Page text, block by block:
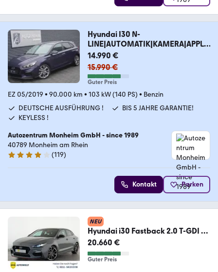
Hyundai I30 N-
LINE|AUTOMATIK|KAMERA|APPLE
|NAVI|TEMPOMAT
14.990 €
15.990 €
Guter Preis
EZ 05/2019 • 90.000 km • 103 kW (140 PS) • Benzin
DEUTSCHE AUSFÜHRUNG !
BIS 5 JAHRE GARANTIE!
KEYLESS !
Autozentrum Monheim GmbH - since 1989
40789 Monheim am Rhein
4 Sterne
(119)
Kontakt Parken
NEU
Hyundai i30 Fastback 2.0 T-GDI N
Performance LED+NAVI+
20.660 €
Guter Preis